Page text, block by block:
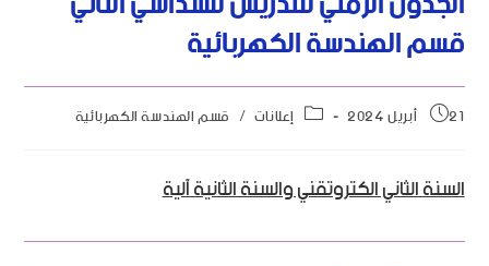
قسم الهندسة الكهربائية
21 أبريل 2024 إعلانات / قسم الهندسة الكهربائية
السنة الثاني الكتروتقني والسنة الثانية آلية